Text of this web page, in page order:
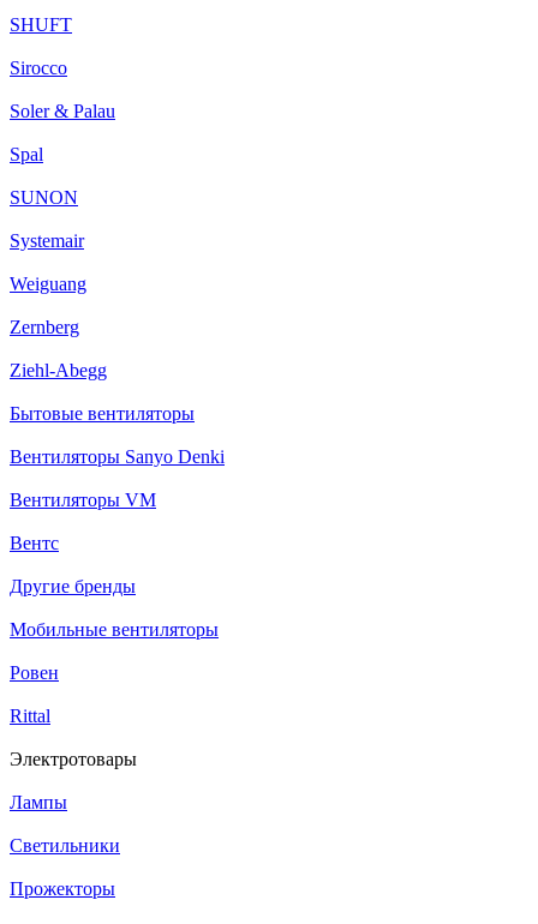
SHUFT
Sirocco
Soler & Palau
Spal
SUNON
Systemair
Weiguang
Zernberg
Ziehl-Abegg
Бытовые вентиляторы
Вентиляторы Sanyo Denki
Вентиляторы VM
Вентс
Другие бренды
Мобильные вентиляторы
Ровен
Rittal
Электротовары
Лампы
Светильники
Прожекторы